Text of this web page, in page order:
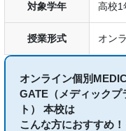
対象学年 高校1
授業形式 オン
オンライン個別
GATE（メディックプ
ト） 本校は
こんな方におすすめ！